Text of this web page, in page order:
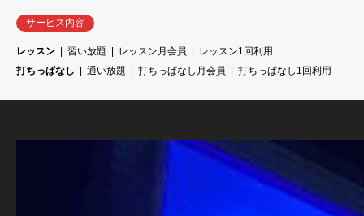
サービス内容
レッスン 習い放題 レッスン月会員
レッスン1回利用
打ちっぱなし
通い放題 打ちっぱなし月会員 打ちっぱなし1回利用